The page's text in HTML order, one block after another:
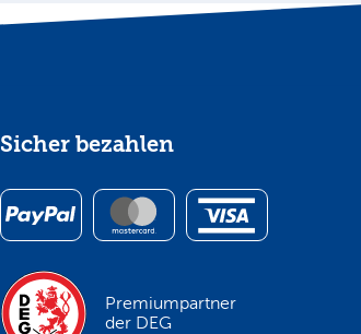
Sicher bezahlen
Premiumpartner
der DEG